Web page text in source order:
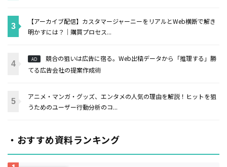
【アーカイブ配信】カスタマージャーニーをリアルとWeb横断で解き
明かすには？｜購買プロセス...
AD
競合の狙いは広告に宿る。Web出稿データから「推理する」勝
てる広告会社の提案作成術
アニメ・マンガ・グッズ、エンタメの人気の理由を解説！ヒットを狙
うためのユーザー行動分析のコ...
・おすすめ資料ランキング